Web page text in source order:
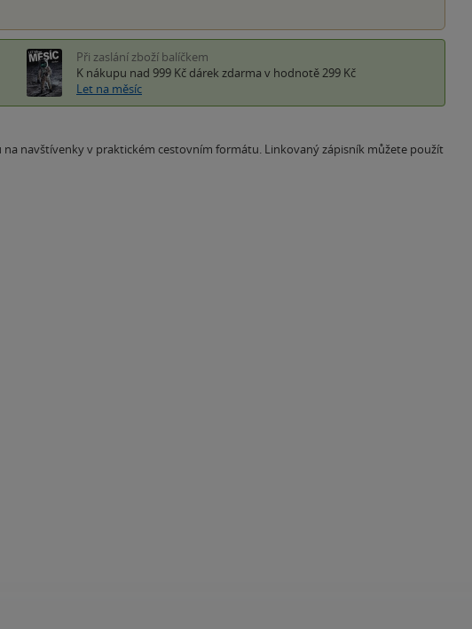
Při zaslání zboží balíčkem
K nákupu nad 999 Kč dárek zdarma v hodnotě 299 Kč
Let na měsíc
navštívenky v praktickém cestovním formátu. Linkovaný zápisník můžete použít